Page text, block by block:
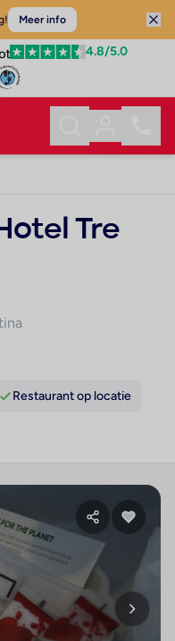
Meer info
4.8/5.0
Tre
Restaurant op locatie